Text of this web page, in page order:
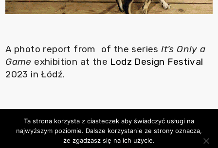
A photo report from of the seriesIt’s Only a
Game exhibition at the Lodz Design Festival
2023 in Łódź.
© 2026 Kinga Offert
Ta strona korzysta z ciasteczek aby świadczyć usługi na
najwyższym poziomie. Dalsze korzystanie ze strony oznacza,
że zgadzasz się na ich użycie.